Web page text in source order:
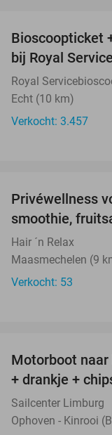
Bioscoopticket
bij Royal
Royal
Echt (10 km)
Verkocht: 3.457
Privéwellness
smoothie,
Hair ´n Relax
Maasmechelen (9
Verkocht: 53
Motorboot naar
+ drankje +
Sailcenter Limburg
Ophoven - Kinrooi